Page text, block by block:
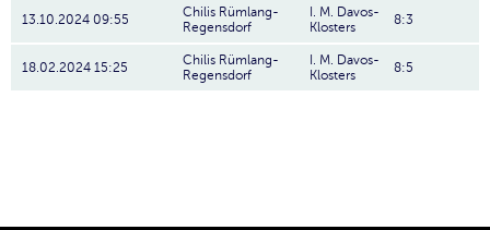
13.10.2024 09:55
Chilis Rümlang-
Regensdorf
I. M. Davos-
Klosters
8:3
18.02.2024 15:25
Chilis Rümlang-
Regensdorf
I. M. Davos-
Klosters
8:5